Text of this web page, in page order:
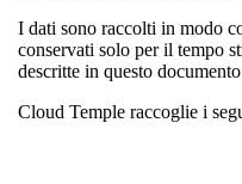
I dati sono raccolti in modo
conservati solo per il tempo
descritte in questo
Cloud Temple raccoglie i